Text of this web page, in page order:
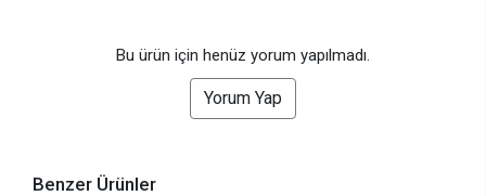
Bu ürün için henüz yorum yapılmadı.
Yorum Yap
Benzer Ürünler